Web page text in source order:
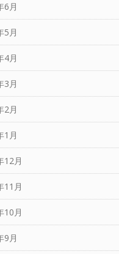
6月
5月
4月
3月
2月
1月
12月
11月
10月
9月